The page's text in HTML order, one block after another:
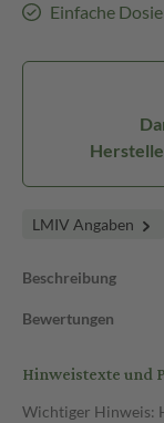
Einfache
LMIV Angaben
Beschreibung
Bewertungen
Hinweistexte und
Wichtiger Hinweis: